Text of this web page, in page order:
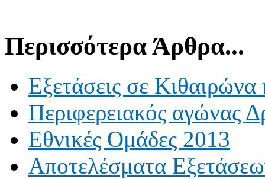
Περισσότερα Άρθρα...
Εξετάσεις σε
Περιφερειακός αγώνας
Εθνικές Ομάδες 2013
Αποτελέσματα